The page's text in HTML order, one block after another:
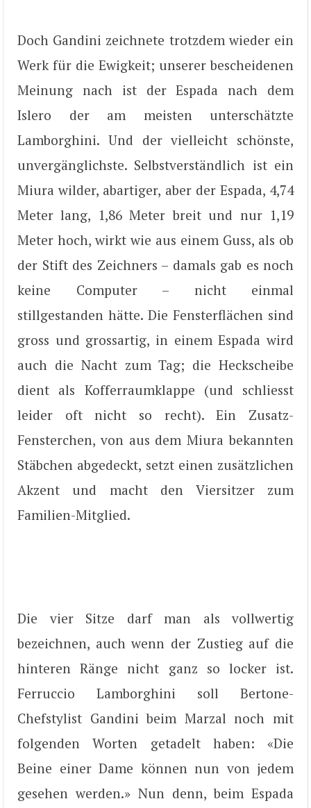
Doch Gandini zeichnete trotzdem wieder ein
Werk für die Ewigkeit; unserer bescheidenen
Meinung nach ist der Espada nach dem
Islero der am meisten unterschätzte
Lamborghini. Und der vielleicht schönste,
unvergänglichste. Selbstverständlich ist ein
Miura wilder, abartiger, aber der Espada, 4,74
Meter lang, 1,86 Meter breit und nur 1,19
Meter hoch, wirkt wie aus einem Guss, als ob
der Stift des Zeichners – damals gab es noch
keine Computer – nicht einmal
stillgestanden hätte. Die Fensterflächen sind
gross und grossartig, in einem Espada wird
auch die Nacht zum Tag; die Heckscheibe
dient als Kofferraumklappe (und schliesst
leider oft nicht so recht). Ein Zusatz-
Fensterchen, von aus dem Miura bekannten
Stäbchen abgedeckt, setzt einen zusätzlichen
Akzent und macht den Viersitzer zum
Familien-Mitglied.
Die vier Sitze darf man als vollwertig
bezeichnen, auch wenn der Zustieg auf die
hinteren Ränge nicht ganz so locker ist.
Ferruccio Lamborghini soll Bertone-
Chefstylist Gandini beim Marzal noch mit
folgenden Worten getadelt haben: «Die
Beine einer Dame können nun von jedem
gesehen werden.» Nun denn, beim Espada